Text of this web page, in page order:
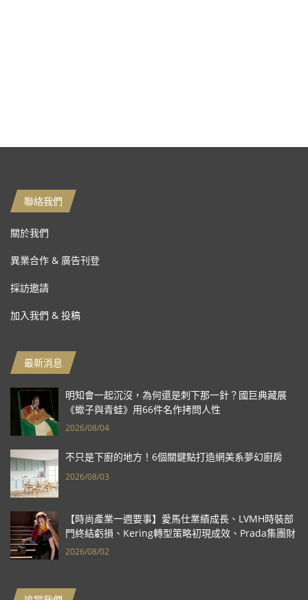
聯絡我們
關於我們
異業合作 & 廣告刊登
採訪邀請
加入我們 & 投稿
最新消息
明知會一起沉沒，為何還是刺下那一針？國巨典藏展
《蠍子與青蛙》用66件名作拷問人性
2026/08/04
不只是下廚的地方！6個關鍵點打造網美系夢幻廚房
2026/08/03
【時尚產業一週要事】愛馬仕業績成長、LVMH時裝部
門終結虧損、Kering轉型策略初現成效、Prada集團財
報亮眼
2026/08/02